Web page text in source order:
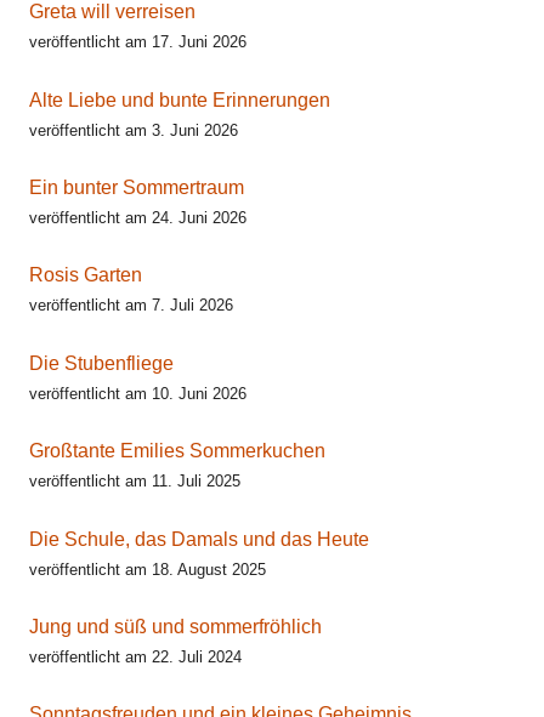
Greta will verreisen
veröffentlicht am 17. Juni 2026
Alte Liebe und bunte Erinnerungen
veröffentlicht am 3. Juni 2026
Ein bunter Sommertraum
veröffentlicht am 24. Juni 2026
Rosis Garten
veröffentlicht am 7. Juli 2026
Die Stubenfliege
veröffentlicht am 10. Juni 2026
Großtante Emilies Sommerkuchen
veröffentlicht am 11. Juli 2025
Die Schule, das Damals und das Heute
veröffentlicht am 18. August 2025
Jung und süß und sommerfröhlich
veröffentlicht am 22. Juli 2024